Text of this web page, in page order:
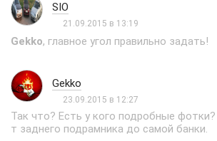
SIO
21.09.2015 в 13:19
Gekko, главное угол правильно задать!
Gekko
23.09.2015 в 12:27
Так что? Есть у кого подробные
т заднего подрамника до самой банки.